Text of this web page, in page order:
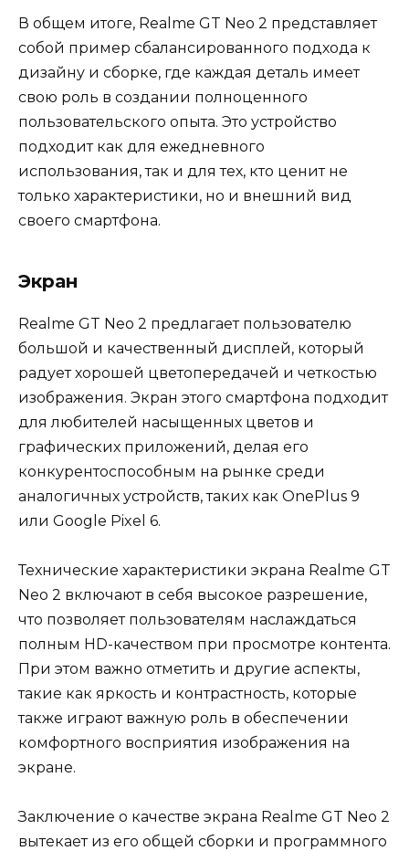
В общем итоге, Realme GT Neo 2 представляет
собой пример сбалансированного подхода к
дизайну и сборке, где каждая деталь имеет
свою роль в создании полноценного
пользовательского опыта. Это устройство
подходит как для ежедневного
использования, так и для тех, кто ценит не
только характеристики, но и внешний вид
своего смартфона.
Экран
Realme GT Neo 2 предлагает пользователю
большой и качественный дисплей, который
радует хорошей цветопередачей и четкостью
изображения. Экран этого смартфона подходит
для любителей насыщенных цветов и
графических приложений, делая его
конкурентоспособным на рынке среди
аналогичных устройств, таких как OnePlus 9
или Google Pixel 6.
Технические характеристики экрана Realme GT
Neo 2 включают в себя высокое разрешение,
что позволяет пользователям наслаждаться
полным HD-качеством при просмотре контента.
При этом важно отметить и другие аспекты,
такие как яркость и контрастность, которые
также играют важную роль в обеспечении
комфортного восприятия изображения на
экране.
Заключение о качестве экрана Realme GT Neo 2
вытекает из его общей сборки и программного